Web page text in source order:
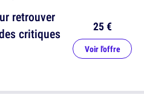
retrouver
critiques
25 €
Voir l'offre